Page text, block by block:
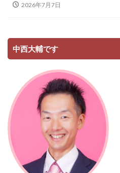
2026年7月7日
中西大輔です